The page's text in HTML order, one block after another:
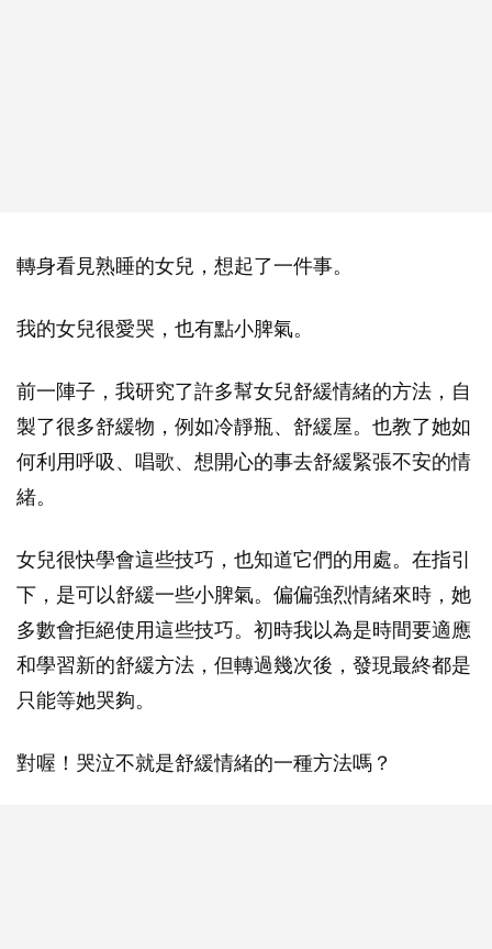
轉身看見熟睡的女兒，想起了一件事。
我的女兒很愛哭，也有點小脾氣。
前一陣子，我研究了許多幫女兒舒緩情緒的方法，自
製了很多舒緩物，例如冷靜瓶、舒緩屋。也教了她如
何利用呼吸、唱歌、想開心的事去舒緩緊張不安的情
緒。
女兒很快學會這些技巧，也知道它們的用處。在指引
下，是可以舒緩一些小脾氣。偏偏強烈情緒來時，她
多數會拒絕使用這些技巧。初時我以為是時間要適應
和學習新的舒緩方法，但轉過幾次後，發現最終都是
只能等她哭夠。
對喔！哭泣不就是舒緩情緒的一種方法嗎？